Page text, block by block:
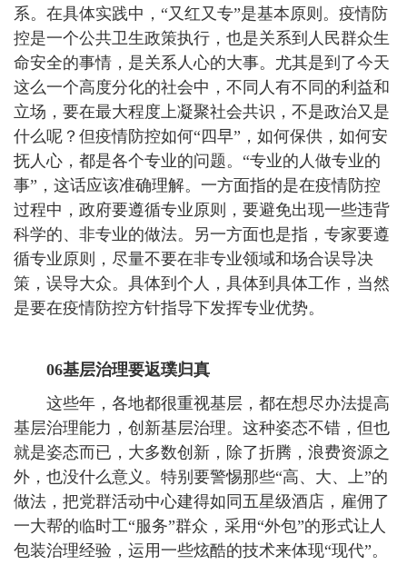
系。在具体实践中，“又红又专”是基本原则。疫情防
控是一个公共卫生政策执行，也是关系到人民群众生
命安全的事情，是关系人心的大事。尤其是到了今天
这么一个高度分化的社会中，不同人有不同的利益和
立场，要在最大程度上凝聚社会共识，不是政治又是
什么呢？但疫情防控如何“四早”，如何保供，如何安
抚人心，都是各个专业的问题。“专业的人做专业的
事”，这话应该准确理解。一方面指的是在疫情防控
过程中，政府要遵循专业原则，要避免出现一些违背
科学的、非专业的做法。另一方面也是指，专家要遵
循专业原则，尽量不要在非专业领域和场合误导决
策，误导大众。具体到个人，具体到具体工作，当然
是要在疫情防控方针指导下发挥专业优势。
06基层治理要返璞归真
这些年，各地都很重视基层，都在想尽办法提高
基层治理能力，创新基层治理。这种姿态不错，但也
就是姿态而已，大多数创新，除了折腾，浪费资源之
外，也没什么意义。特别要警惕那些“高、大、上”的
做法，把党群活动中心建得如同五星级酒店，雇佣了
一大帮的临时工“服务”群众，采用“外包”的形式让人
包装治理经验，运用一些炫酷的技术来体现“现代”。